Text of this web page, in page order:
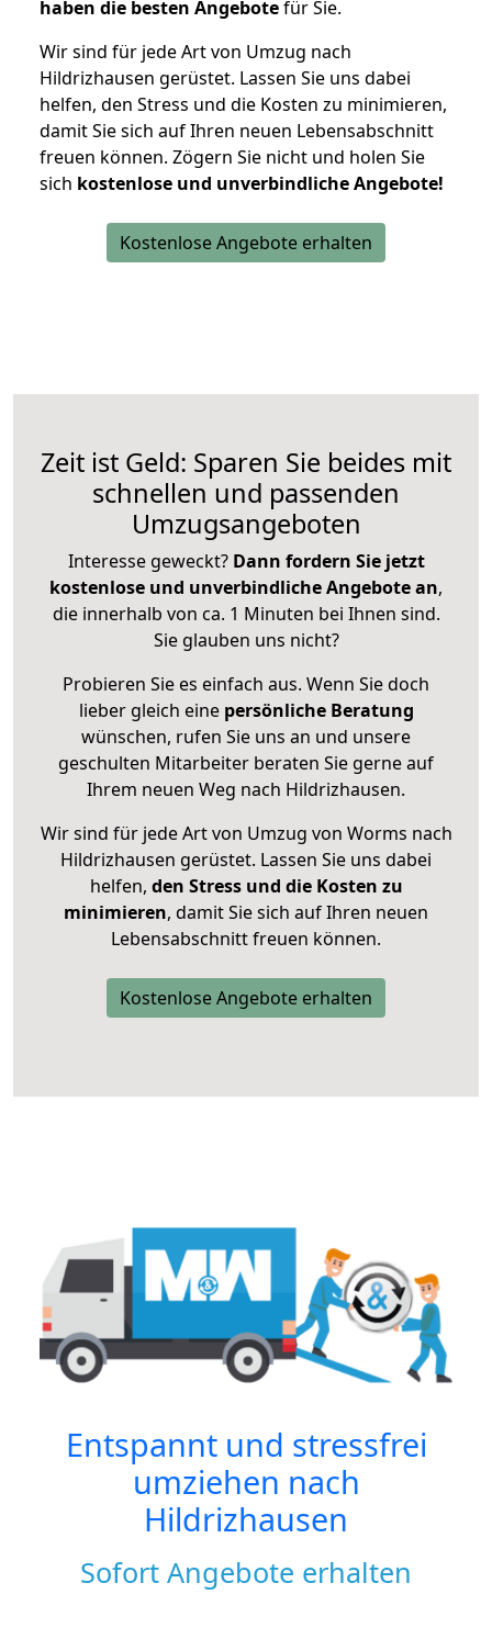
haben die besten Angebotefür Sie.
Wir sind für jede Art von Umzug nach
Hildrizhausen gerüstet. Lassen Sie uns dabei
helfen, den Stress und die Kosten zu minimieren,
damit Sie sich auf Ihren neuen Lebensabschnitt
freuen können. Zögern Sie nicht und holen Sie
sich kostenlose und unverbindliche Angebote!
Kostenlose Angebote erhalten
Zeit ist Geld: Sparen Sie beides mit
schnellen und passenden
Umzugsangeboten
Interesse geweckt? Dann fordern Sie jetzt
kostenlose und unverbindliche Angebote an,
die innerhalb von ca. 1 Minuten bei Ihnen sind.
Sie glauben uns nicht?
Probieren Sie es einfach aus. Wenn Sie doch
lieber gleich eine persönliche Beratung
wünschen, rufen Sie uns an und unsere
geschulten Mitarbeiter beraten Sie gerne auf
Ihrem neuen Weg nach Hildrizhausen.
Wir sind für jede Art von Umzug von Worms nach
Hildrizhausen gerüstet. Lassen Sie uns dabei
helfen, den Stress und die Kosten zu
minimieren, damit Sie sich auf Ihren neuen
Lebensabschnitt freuen können.
Kostenlose Angebote erhalten
Entspannt und stressfrei
umziehen nach
Hildrizhausen
Sofort Angebote erhalten